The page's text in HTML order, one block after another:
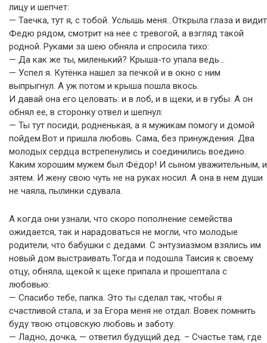
лицу и шепчет:
— Таечка, тут я, с тобой. Услышь меня…Открыла глаза и видит
Федю рядом, смотрит на нее с тревогой, а взгляд такой
родной. Руками за шею обняла и спросила тихо:
— Да как же ты, миленький? Крыша-то упала ведь…
— Успел я. Кутёнка нашел за печкой и в окно с ним
выпрыгнул. А уж потом и крыша пошла вкось.
И давай она его целовать: и в лоб, и в щеки, и в губы. А он
обнял ее, в сторонку отвел и шепнул:
— Ты тут посиди, родненькая, а я мужикам помогу и домой
пойдем.Вот и пришла любовь. Сама, без принуждения. Два
молодых сердца встрепенулись и соединились воедино.
Каким хорошим мужем был Фёдор! И сыном уважительным, и
зятем. И жену свою чуть не на руках носил. А она в нем души
не чаяла, пылинки сдувала.
А когда они узнали, что скоро пополнение семейства
ожидается, так и нарадоваться не могли, что молодые
родители, что бабушки с дедами. С энтузиазмом взялись им
новый дом выстраивать.Тогда и подошла Таисия к своему
отцу, обняла, щекой к щеке припала и прошептала с
любовью:
— Спасибо тебе, папка. Это ты сделал так, чтобы я
счастливой стала, и за Егора меня не отдал. Вовек помнить
буду твою отцовскую любовь и заботу.
— Ладно, дочка, — ответил будущий дед. – Счастье там, где